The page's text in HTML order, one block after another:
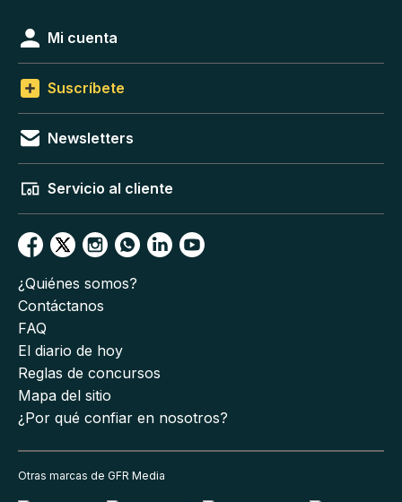
Mi cuenta
Suscríbete
Newsletters
Servicio al cliente
¿Quiénes somos?
Contáctanos
FAQ
El diario de hoy
Reglas de concursos
Mapa del sitio
¿Por qué confiar en nosotros?
Otras marcas de GFR Media